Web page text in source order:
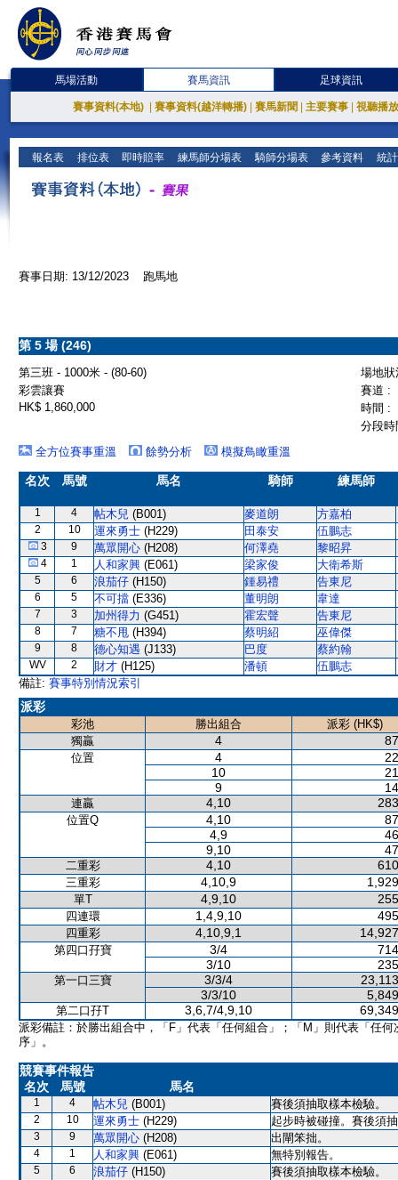
馬場活動 賽馬資訊 足球資訊
賽事資料(本地) 賽事資料(越洋轉播) 賽馬新聞 主要賽事 視聽播
報名表 排位表 即時賠率 練馬師分場表 騎師分場表 參考資料 統
賽事日期: 13/12/2023 跑馬地
第 5 場 (246)
第三班 - 1000米 - (80-60)
場地
彩雲讓賽
賽道 :
HK$ 1,860,000
時間 :
分段
全方位賽事重溫
餘勢分析 模擬鳥瞰重溫
名次 馬號 馬名 騎師 練馬師
1 4 帖木兒 (B001) 麥道朗 方嘉柏
2 10 運來勇士 (H229) 田泰安 伍鵬志
3 9 萬眾開心 (H208) 何澤堯 黎昭昇
4 1 人和家興 (E061) 梁家俊 大衛希斯
5 6 浪茄仔 (H150) 鍾易禮 告東尼
6 5 不可擋 (E336) 董明朗 韋達
7 3 加州得力 (G451) 霍宏聲 告東尼
8 7 糖不甩 (H394) 蔡明紹 巫偉傑
9 8 德心知遇 (J133) 巴度 蔡約翰
WV 2 財才 (H125) 潘頓
伍鵬志
備註: 賽事特別情況索引
派彩
彩池 勝出組合
派彩 (HK$)
獨贏
4
位置 4
10
9
連贏 4,10
位置Q 4,10
4,9
9,10
二重彩 4,10
三重彩 4,10,9
單T 4,9,10
四連環 1,4,9,10
四重彩 4,10,9,1
第四口孖寶 3/4
3/10
第一口三寶 3/3/4
3/3/10
第二口孖T 3,6,7/4,9,10
派彩備註：於勝出組合中，「F」代表「任何組合」；「M」則代表「任何
序」。
競賽事件報告
名次
馬號 馬名
1 4 帖木兒 (B001) 賽後須抽取樣本檢驗。
2 10 運來勇士 (H229) 起步時被碰撞。賽後須
3 9 萬眾開心 (H208) 出閘笨拙。
4 1 人和家興 (E061) 無特別報告。
5 6 浪茄仔 (H150) 賽後須抽取樣本檢驗。